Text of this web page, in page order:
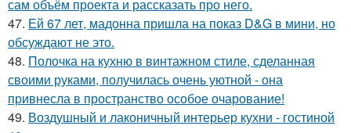
сам объём проекта и рассказать про него.
47. Ей 67 лет, мадонна пришла на показ D&G в мини, но
обсуждают не это.
48. Полочка на кухню в винтажном стиле, сделанная
своими руками, получилась очень уютной - она
привнесла в пространство особое очарование!
49. Воздушный и лаконичный интерьер кухни - гостиной